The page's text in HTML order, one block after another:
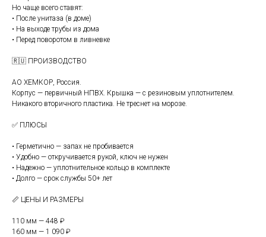
Но чаще всего ставят:
• После унитаза (в доме)
• На выходе трубы из дома
• Перед поворотом в ливневке
🇷🇺 ПРОИЗВОДСТВО
АО ХЕМКОР, Россия.
Корпус — первичный НПВХ. Крышка — с резиновым уплотнителем.
Никакого вторичного пластика. Не треснет на морозе.
✅ ПЛЮСЫ
• Герметично — запах не пробивается
• Удобно — откручивается рукой, ключ не нужен
• Надежно — уплотнительное кольцо в комплекте
• Долго — срок службы 50+ лет
📏 ЦЕНЫ И РАЗМЕРЫ
110 мм — 448 ₽
160 мм — 1 090 ₽